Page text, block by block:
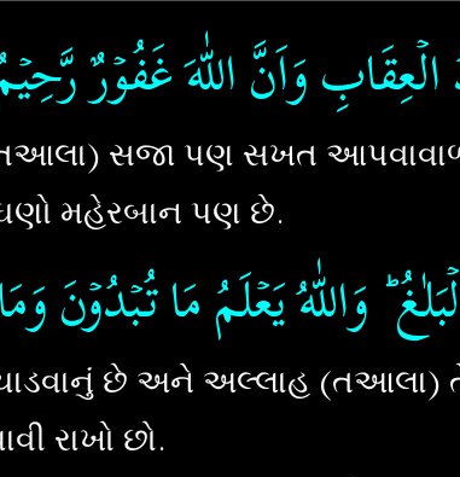
وَاَنَّ اللّٰهَ غَفُوۡرٌ
સજા પણ સખત
મહેરબાન પણ છે.
وَاللّٰهُ يَعۡلَمُ مَا تُبۡدُوۡنَ
છે અને અલ્લાહ
રાખો છો.